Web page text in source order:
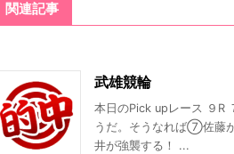
関連記事
武雄競輪
本日のPick upレース
うだ。そうなれば⑦佐藤
井が強襲する！ ...